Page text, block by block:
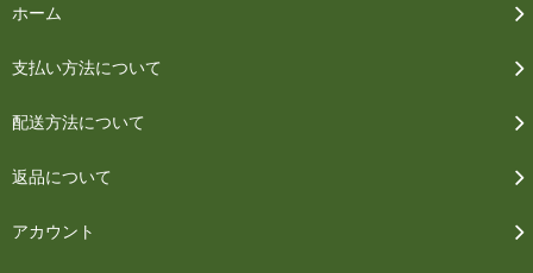
ホーム
支払い方法について
配送方法について
返品について
アカウント